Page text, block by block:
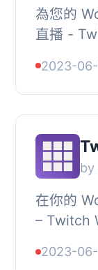
為您的
直播 -
驗。, 最
掛,
2023-
by
在你的
– Twitch
2023-